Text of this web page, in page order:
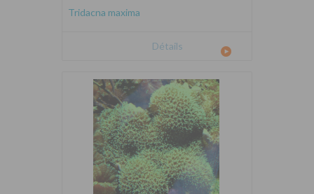
Tridacna maxima
Détails